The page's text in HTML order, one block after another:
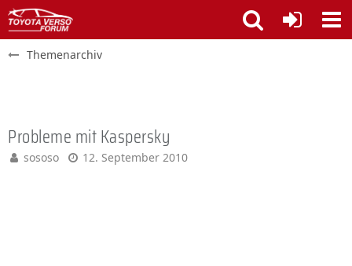
Themenarchiv
Probleme mit Kaspersky
sososo 12. September 2010